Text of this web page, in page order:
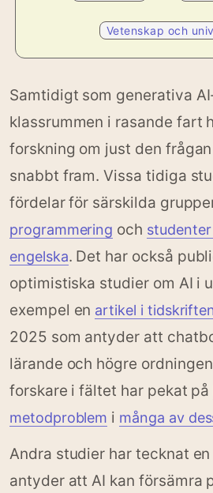
Vetenskap och
Samtidigt som generativa
klassrummen i rasande fart
forskning om just den
snabbt fram. Vissa tidiga
fördelar för särskilda
programmering och
engelska. Det har också
optimistiska studier om AI i
exempel en artikel i
2025 som antyder att
lärande och högre
forskare i fältet har pekat på
metodproblem i många av
Andra studier har tecknat
antyder att AI kan försämra